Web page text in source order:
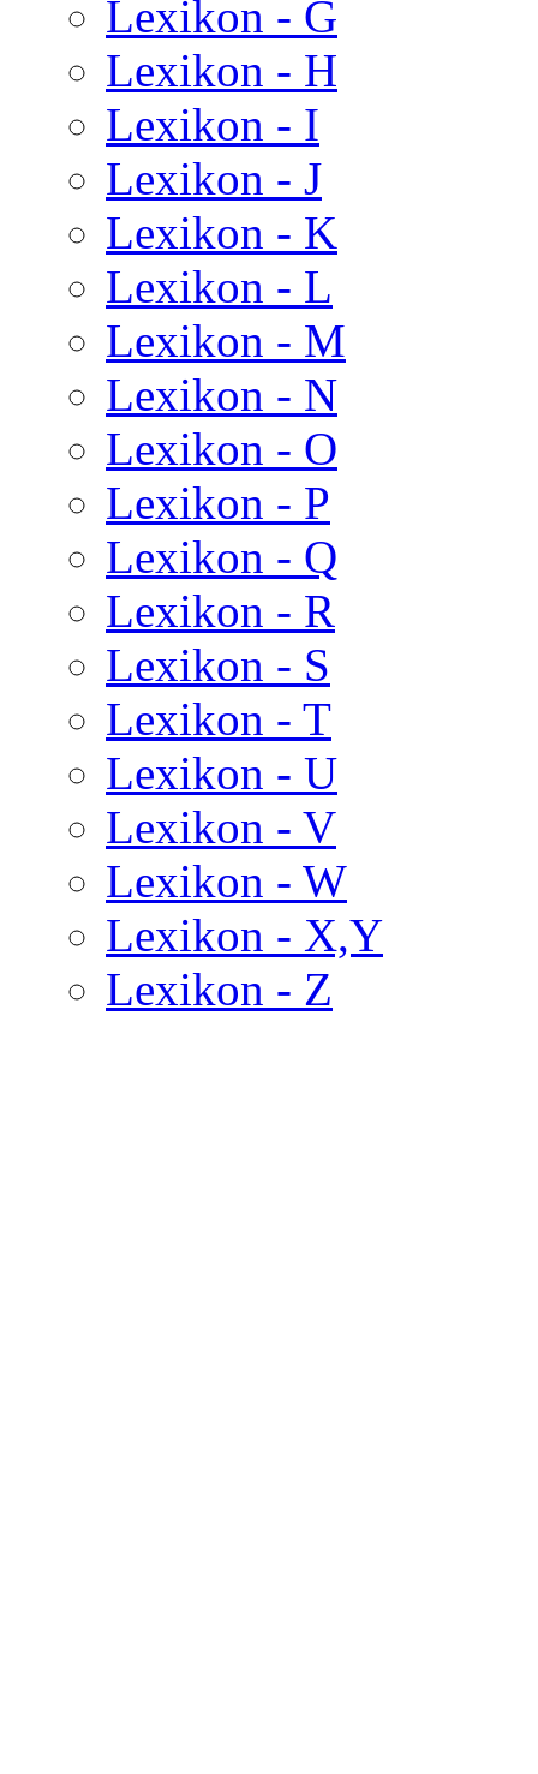
Lexikon - G
Lexikon - H
Lexikon - I
Lexikon - J
Lexikon - K
Lexikon - L
Lexikon - M
Lexikon - N
Lexikon - O
Lexikon - P
Lexikon - Q
Lexikon - R
Lexikon - S
Lexikon - T
Lexikon - U
Lexikon - V
Lexikon - W
Lexikon - X,Y
Lexikon - Z